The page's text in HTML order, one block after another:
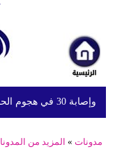
مدونات » المزيد من